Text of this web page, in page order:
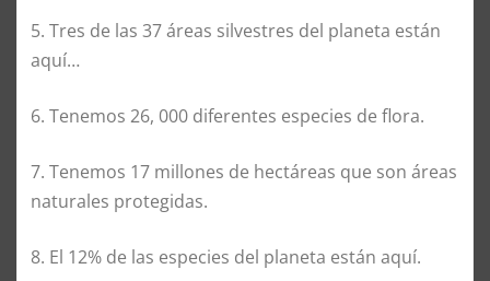
5. Tres de las 37 áreas silvestres del planeta están
aquí…
6. Tenemos 26, 000 diferentes especies de flora.
7. Tenemos 17 millones de hectáreas que son áreas
naturales protegidas.
8. El 12% de las especies del planeta están aquí.